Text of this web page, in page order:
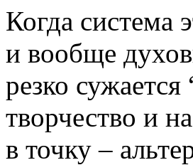
Когда система
и вообще
резко
творчество и
в точку –